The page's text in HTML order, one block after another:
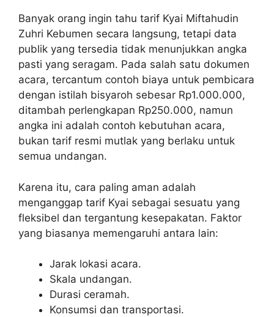
Banyak orang ingin tahu tarif Kyai Miftahudin
Zuhri Kebumen secara langsung, tetapi data
publik yang tersedia tidak menunjukkan angka
pasti yang seragam. Pada salah satu dokumen
acara, tercantum contoh biaya untuk pembicara
dengan istilah bisyaroh sebesar Rp1.000.000,
ditambah perlengkapan Rp250.000, namun
angka ini adalah contoh kebutuhan acara,
bukan tarif resmi mutlak yang berlaku untuk
semua undangan.
Karena itu, cara paling aman adalah
menganggap tarif Kyai sebagai sesuatu yang
fleksibel dan tergantung kesepakatan. Faktor
yang biasanya memengaruhi antara lain:
Jarak lokasi acara.
Skala undangan.
Durasi ceramah.
Konsumsi dan transportasi.